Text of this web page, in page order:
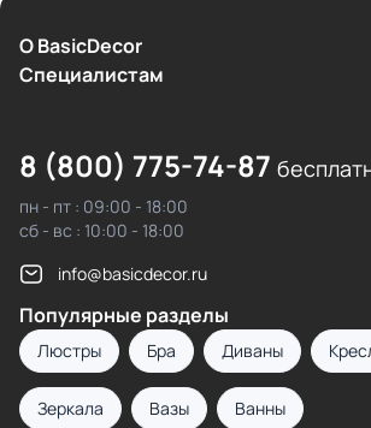
О BasicDecor
Cпециалистам
8 (800) 775-74-87
пн - пт : 09:00 - 18:00
сб - вс : 10:00 - 18:00
info@basicdecor.ru
Популярные разделы
Люстры Бра Диваны
Зеркала Вазы Ванны